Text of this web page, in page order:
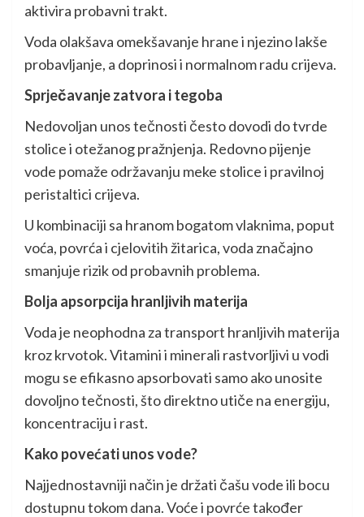
aktivira probavni trakt.
Voda olakšava omekšavanje hrane i njezino lakše
probavljanje, a doprinosi i normalnom radu crijeva.
Sprječavanje zatvora i tegoba
Nedovoljan unos tečnosti često dovodi do tvrde
stolice i otežanog pražnjenja. Redovno pijenje
vode pomaže održavanju meke stolice i pravilnoj
peristaltici crijeva.
U kombinaciji sa hranom bogatom vlaknima, poput
voća, povrća i cjelovitih žitarica, voda značajno
smanjuje rizik od probavnih problema.
Bolja apsorpcija hranljivih materija
Voda je neophodna za transport hranljivih materija
kroz krvotok. Vitamini i minerali rastvorljivi u vodi
mogu se efikasno apsorbovati samo ako unosite
dovoljno tečnosti, što direktno utiče na energiju,
koncentraciju i rast.
Kako povećati unos vode?
Najjednostavniji način je držati čašu vode ili bocu
dostupnu tokom dana. Voće i povrće također